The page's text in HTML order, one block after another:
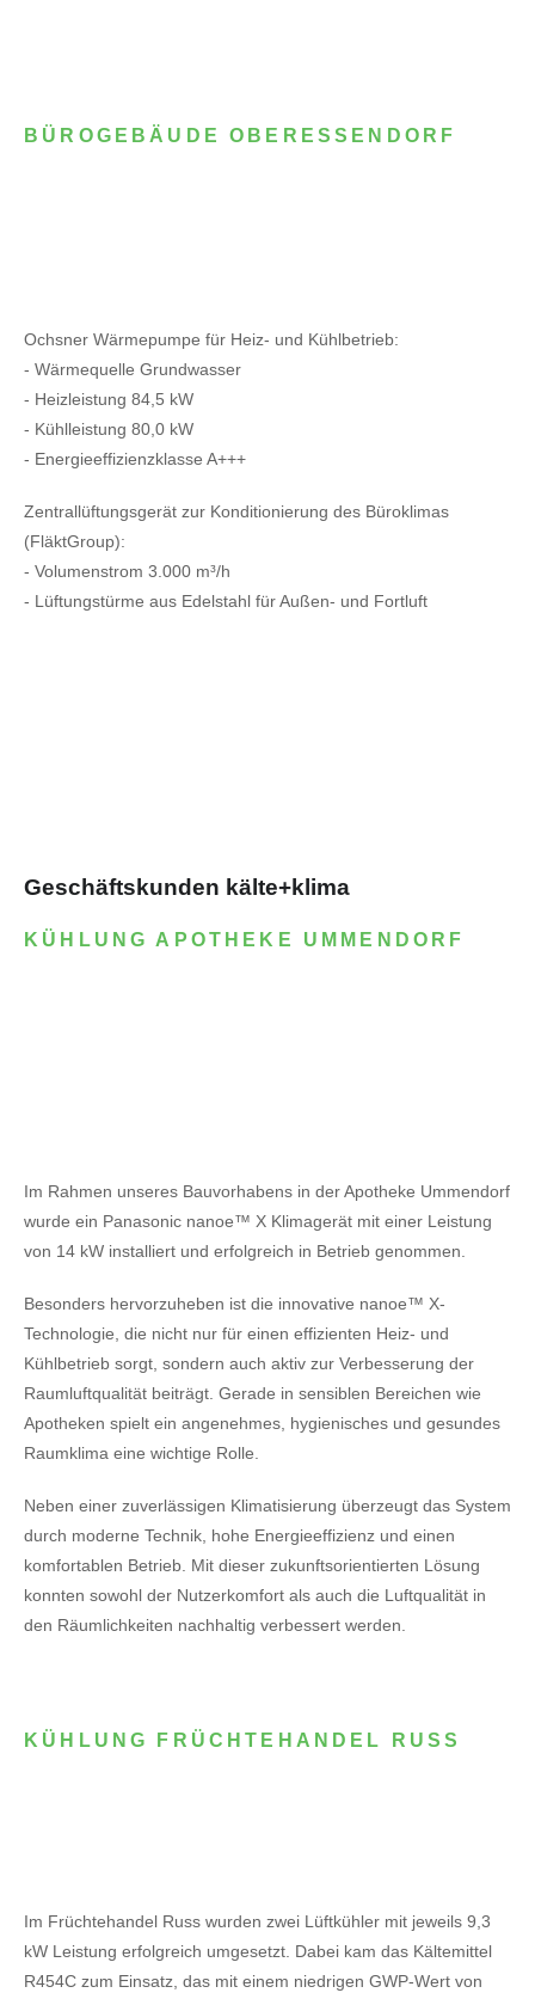
BÜROGEBÄUDE OBERESSENDORF
Ochsner Wärmepumpe für Heiz- und Kühlbetrieb:
- Wärmequelle Grundwasser
- Heizleistung 84,5 kW
- Kühlleistung 80,0 kW
- Energieeffizienzklasse A+++
Zentrallüftungsgerät zur Konditionierung des Büroklimas
(FläktGroup):
- Volumenstrom 3.000 m³/h
- Lüftungstürme aus Edelstahl für Außen- und Fortluft
Geschäftskunden kälte+klima
KÜHLUNG APOTHEKE UMMENDORF
Im Rahmen unseres Bauvorhabens in der Apotheke Ummendorf
wurde ein Panasonic nanoe™ X Klimagerät mit einer Leistung
von 14 kW installiert und erfolgreich in Betrieb genommen.
Besonders hervorzuheben ist die innovative nanoe™ X-
Technologie, die nicht nur für einen effizienten Heiz- und
Kühlbetrieb sorgt, sondern auch aktiv zur Verbesserung der
Raumluftqualität beiträgt. Gerade in sensiblen Bereichen wie
Apotheken spielt ein angenehmes, hygienisches und gesundes
Raumklima eine wichtige Rolle.
Neben einer zuverlässigen Klimatisierung überzeugt das System
durch moderne Technik, hohe Energieeffizienz und einen
komfortablen Betrieb. Mit dieser zukunftsorientierten Lösung
konnten sowohl der Nutzerkomfort als auch die Luftqualität in
den Räumlichkeiten nachhaltig verbessert werden.
KÜHLUNG FRÜCHTEHANDEL RUSS
Im Früchtehandel Russ wurden zwei Lüftkühler mit jeweils 9,3
kW Leistung erfolgreich umgesetzt. Dabei kam das Kältemittel
R454C zum Einsatz, das mit einem niedrigen GWP-Wert von